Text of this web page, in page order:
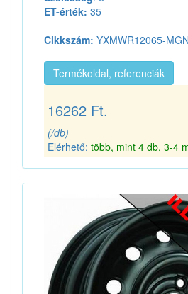
ET-érték: 35
Cikkszám: YXMWR12065-MGN
Termékoldal, referenciák
16262 Ft.
(/db)
Elérhető: több, mint 4 db, 3-4